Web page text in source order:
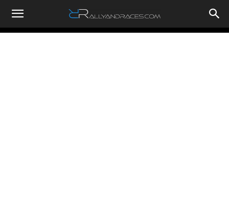
RallyandRaces.com